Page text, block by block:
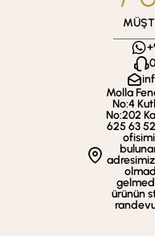
Molla
No:4
No:202
625 63
ürünün